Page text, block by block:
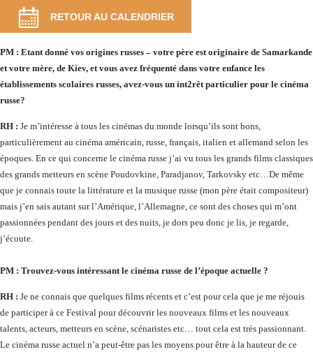
RETOUR AU CALENDRIER
PM : Etant donné vos origines russes – votre père est originaire de Samarkande
et votre mère, de Kiev, et vous avez fréquenté dans votre enfance les
établissements scolaires russes, avez-vous un int2rêt particulier pour le cinéma
russe?
RH : Je m’intéresse à tous les cinémas du monde lorsqu’ils sont bons,
particulièrement au cinéma américain, russe, français, italien et allemand selon les
époques. En ce qui concerne le cinéma russe j’ai vu tous les grands films classiques
des grands metteurs en scène Poudovkine, Paradjanov, Tarkovsky etc…De même
que je connais toute la littérature et la musique russe (mon père était compositeur)
mais j’en sais autant sur l’Amérique, l’Allemagne, ce sont des choses qui m’ont
passionnées pendant des jours et des nuits, je dors peu donc je lis, je regarde,
j’écoute.
PM : Trouvez-vous intéressant le cinéma russe de l’époque actuelle ?
RH : Je ne connais que quelques films récents et c’est pour cela que je me réjouis
de participer à ce Festival pour découvrir les nouveaux films et les nouveaux
talents, acteurs, metteurs en scène, scénaristes etc… tout cela est très passionnant.
Le cinéma russe actuel n’a peut-être pas les moyens pour être à la hauteur de ce